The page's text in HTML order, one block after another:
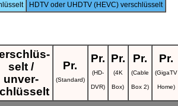
HDTV oder UHDTV (HEVC) verschlüsselt
selt /
unver-
Pr.
(Standard)
Pr.
(HD-
DVR)
Pr.
(4K
Box)
Pr.
(Cable
Box 2)
Pr.
(GigaTV
Home)